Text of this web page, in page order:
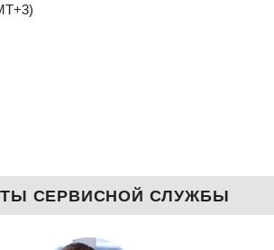
СЕРВИСНОЙ СЛУЖБЫ